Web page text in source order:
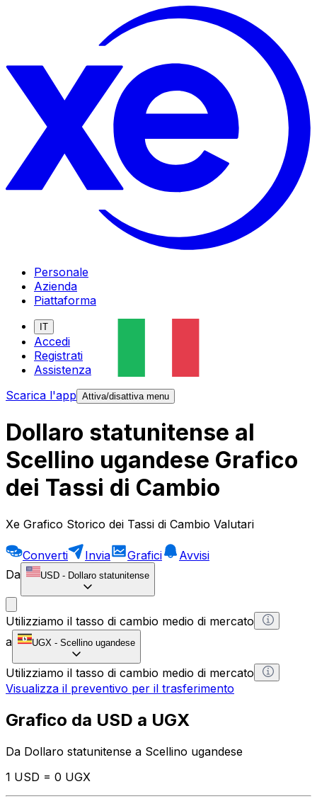
Personale
Azienda
Piattaforma
IT
Accedi
Registrati
Assistenza
Scarica l'app Attiva/disattiva menu
Dollaro statunitense al
Scellino ugandese Grafico
dei Tassi di Cambio
Xe Grafico Storico dei Tassi di Cambio Valutari
Converti Invia Grafici
Avvisi
Da
USD - Dollaro statunitense
Utilizziamo il tasso di cambio medio di mercato
a
UGX - Scellino ugandese
Utilizziamo il tasso di cambio medio di mercato
Visualizza il preventivo per il trasferimento
Grafico da USD a UGX
Da Dollaro statunitense a Scellino ugandese
1 USD = 0 UGX